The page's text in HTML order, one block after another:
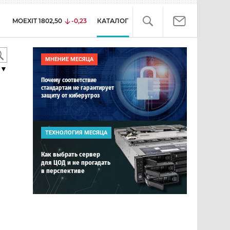
MOEXIT 1802,50 -0,23 КАТАЛОГ
▼
МНЕНИЕ МЕСЯЦА
Почему соответствие
стандартам не гарантирует
защиту от киберугроз
ТЕХНОЛОГИЯ МЕСЯЦА
Как выбрать сервер
для ЦОД и не прогадать
в перспективе